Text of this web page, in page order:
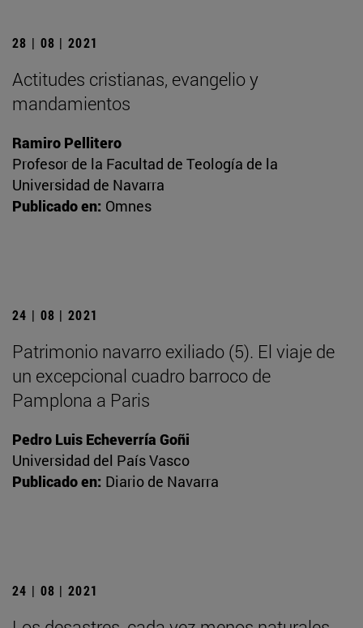
28 | 08 | 2021
Actitudes cristianas, evangelio y
mandamientos
Ramiro Pellitero
Profesor de la Facultad de Teología de la
Universidad de Navarra
Publicado en: Omnes
24 | 08 | 2021
Patrimonio navarro exiliado (5). El viaje de
un excepcional cuadro barroco de
Pamplona a Paris
Pedro Luis Echeverría Goñi
Universidad del País Vasco
Publicado en: Diario de Navarra
24 | 08 | 2021